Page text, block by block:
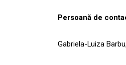
Persoană de
Gabriela-Luiza